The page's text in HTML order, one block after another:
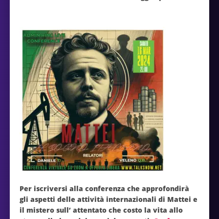
Per iscriversi alla conferenza che approfondirà
gli aspetti delle attività internazionali di Mattei e
il mistero sull’ attentato che costo la vita allo